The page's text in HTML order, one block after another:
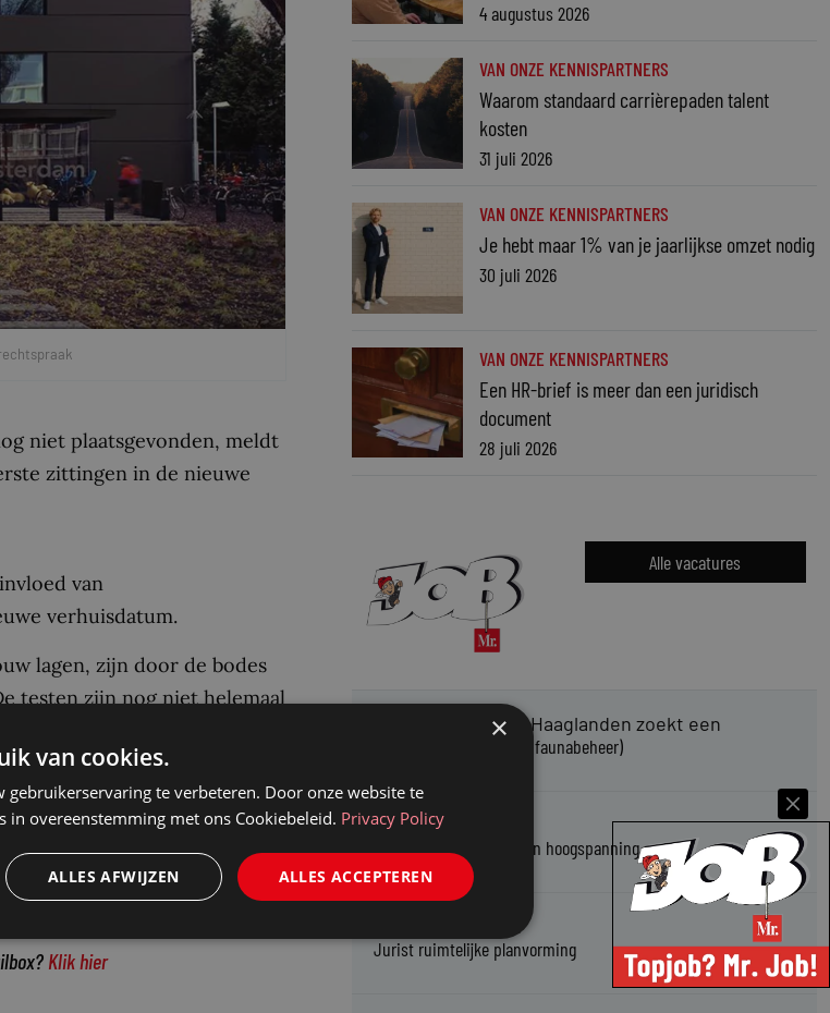
niet plaatsgevonden, meldt
zittingen in de nieuwe
van
verhuisdatum.
lagen, zijn door de bodes
testen zijn nog niet helemaal
ongeveer 47.000 m 2
voor
ruimte aan ongeveer
onder wie officieren van
Klik hier
4 augustus 2026
VAN ONZE KENNISPARTNERS
Waarom standaard carrièrepaden talent
kosten
31 juli 2026
VAN ONZE KENNISPARTNERS
Je hebt maar 1% van je jaarlijkse omzet nodig
30 juli 2026
VAN ONZE KENNISPARTNERS
Een HR-brief is meer dan een juridisch
document
28 juli 2026
Alle vacatures
Omgevingsdienst Haaglanden zoekt een
Jurist Omgevingsrecht (faunabeheer)
Enexis zoekt een
Rentmeester midden- en hoogspanning
Enexis zoekt een
Jurist ruimtelijke planvorming
×
van cookies.
gebruikerservaring te verbeteren. Door onze website te
in overeenstemming met ons Cookiebeleid. Privacy Policy
ALLES ACCEPTEREN
ALLES AFWIJZEN